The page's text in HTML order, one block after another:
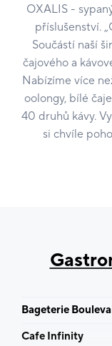
OXALIS -
příslušenství.
Součástí naší
čajového a
Nabízíme více
oolongy, bílé
40 druhů kávy.
si chvíle
Bageterie
Cafe Infinity